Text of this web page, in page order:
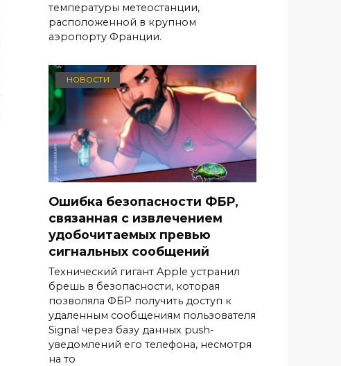
температуры метеостанции,
расположенной в крупном
аэропорту Франции.
НОВОСТИ
Ошибка безопасности ФБР,
связанная с извлечением
удобочитаемых превью
сигнальных сообщений
Технический гигант Apple устранил
брешь в безопасности, которая
позволяла ФБР получить доступ к
удаленным сообщениям пользователя
Signal через базу данных push-
уведомлений его телефона, несмотря
на то